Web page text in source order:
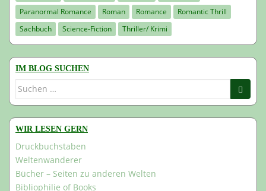
Paranormal Romance
Roman Romance
Romantic Thrill
Sachbuch
Science-Fiction Thriller/ Krimi
IM BLOG SUCHEN
Suchen
WIR LESEN GERN
Druckbuchstaben
Weltenwanderer
Bücher – Seiten zu anderen Welten
Bibliophilie of Books